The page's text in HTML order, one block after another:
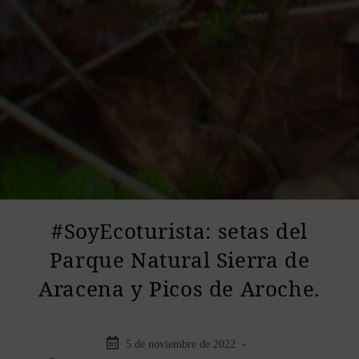
#SoyEcoturista: setas del
Parque Natural Sierra de
Aracena y Picos de Aroche.
5 de noviembre de 2022